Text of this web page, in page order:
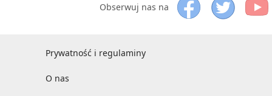
Obserwuj nas na
Prywatność i regulaminy
O nas